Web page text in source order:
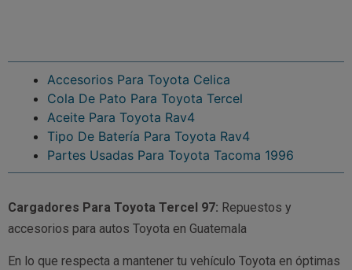
Accesorios Para Toyota Celica
Cola De Pato Para Toyota Tercel
Aceite Para Toyota Rav4
Tipo De Batería Para Toyota Rav4
Partes Usadas Para Toyota Tacoma 1996
Cargadores Para Toyota Tercel 97: Repuestos y
accesorios para autos Toyota en Guatemala
En lo que respecta a mantener tu vehículo Toyota en óptimas